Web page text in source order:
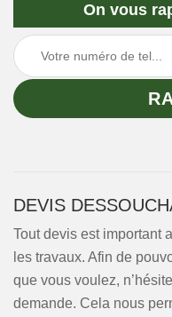
On vous
DEVIS
Tout devis est important
les travaux. Afin de
que vous voulez,
demande. Cela nous